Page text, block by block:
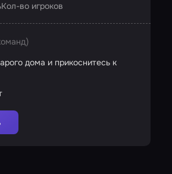
Кол-во игроков
дома и прикоснитесь к